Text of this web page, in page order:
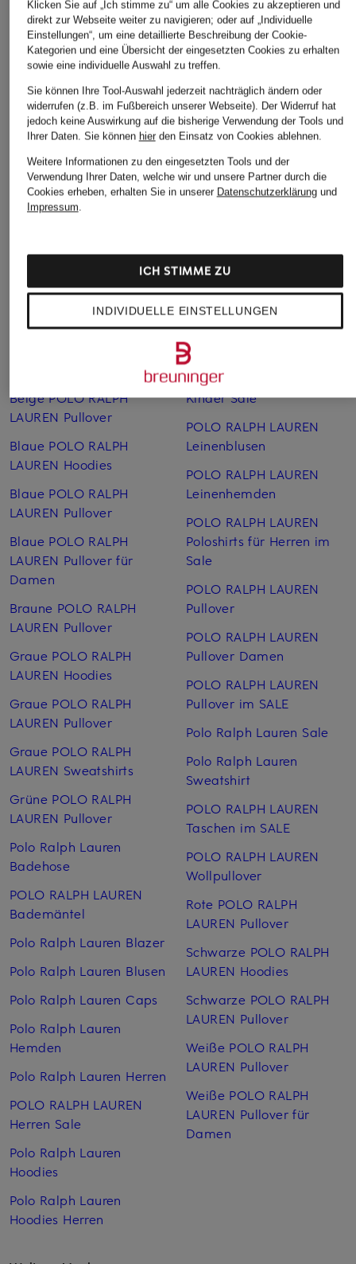
POLO RALPH
LAUREN
CHF 375
POLO RALPH
LAUREN
CHF 119
Ursprünglich:CHF 219
POLO RALPH
LAUREN
CHF 235
Weitere Kategorien
Beige POLO RALPH
LAUREN Pullover
Blaue POLO RALPH
LAUREN Hoodies
Blaue POLO RALPH
LAUREN Pullover
Blaue POLO RALPH
LAUREN Pullover für
Damen
Braune POLO RALPH
LAUREN Pullover
Graue POLO RALPH
LAUREN Hoodies
Graue POLO RALPH
LAUREN Pullover
Graue POLO RALPH
LAUREN Sweatshirts
Grüne POLO RALPH
LAUREN Pullover
Polo Ralph Lauren
Badehose
POLO RALPH LAUREN
Bademäntel
Polo Ralph Lauren Blazer
Polo Ralph Lauren Blusen
Polo Ralph Lauren Caps
Polo Ralph Lauren
Hemden
Polo Ralph Lauren Herren
POLO RALPH LAUREN
Herren Sale
Polo Ralph Lauren
Hoodies
Polo Ralph Lauren
Hoodies Herren
Polo Ralph Lauren Jacken
POLO RALPH LAUREN
Kinder Sale
POLO RALPH LAUREN
Leinen­blusen
POLO RALPH LAUREN
Leinen­hemden
POLO RALPH LAUREN
Poloshirts für Herren im
Sale
POLO RALPH LAUREN
Pullover
POLO RALPH LAUREN
Pullover Damen
POLO RALPH LAUREN
Pullover im SALE
Polo Ralph Lauren Sale
Polo Ralph Lauren
Sweatshirt
POLO RALPH LAUREN
Taschen im SALE
POLO RALPH LAUREN
Wollpullover
Rote POLO RALPH
LAUREN Pullover
Schwarze POLO RALPH
LAUREN Hoodies
Schwarze POLO RALPH
LAUREN Pullover
Weiße POLO RALPH
LAUREN Pullover
Weiße POLO RALPH
LAUREN Pullover für
Damen
Klicken Sie auf „Ich stimme zu“ um alle Cookies zu akzeptieren und
direkt zur Webseite weiter zu navigieren; oder auf „Individuelle
Einstellungen“, um eine detaillierte Beschreibung der Cookie-
Kategorien und eine Übersicht der eingesetzten Cookies zu erhalten
sowie eine individuelle Auswahl zu treffen.
Sie können Ihre Tool-Auswahl jederzeit nachträglich ändern oder
widerrufen (z.B. im Fußbereich unserer Webseite). Der Widerruf hat
jedoch keine Auswirkung auf die bisherige Verwendung der Tools und
Ihrer Daten. Sie können hierden Einsatz von Cookies ablehnen.
Weitere Informationen zu den eingesetzten Tools und der
Verwendung Ihrer Daten, welche wir und unsere Partner durch die
Cookies erheben, erhalten Sie in unserer Datenschutzerklärungund
Impressum.
INDIVIDUELLE EINSTELLUNGEN
ICH STIMME ZU